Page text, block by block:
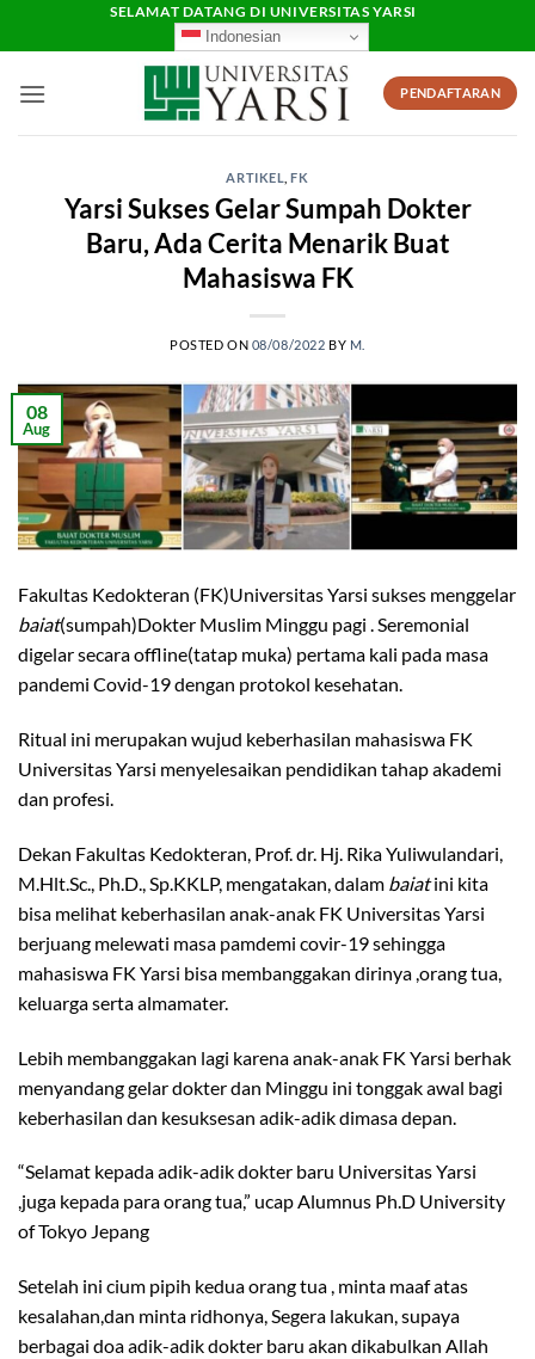
SELAMAT DATANG DI UNIVERSITAS YARSI
Indonesian
PENDAFTARAN
ARTIKEL ,FK
Yarsi Sukses Gelar Sumpah Dokter
Baru, Ada Cerita Menarik Buat
Mahasiswa FK
POSTED ON 08/08/2022 BY M.
08
Aug
Fakultas Kedokteran (FK)Universitas Yarsi sukses menggelar
baiat(sumpah)Dokter Muslim Minggu pagi . Seremonial
digelar secara offline(tatap muka) pertama kali pada masa
pandemi Covid-19 dengan protokol kesehatan.
Ritual ini merupakan wujud keberhasilan mahasiswa FK
Universitas Yarsi menyelesaikan pendidikan tahap akademi
dan profesi.
Dekan Fakultas Kedokteran, Prof. dr. Hj. Rika Yuliwulandari,
M.Hlt.Sc., Ph.D., Sp.KKLP, mengatakan, dalam baiatini kita
bisa melihat keberhasilan anak-anak FK Universitas Yarsi
berjuang melewati masa pamdemi covir-19 sehingga
mahasiswa FK Yarsi bisa membanggakan dirinya ,orang tua,
keluarga serta almamater.
Lebih membanggakan lagi karena anak-anak FK Yarsi berhak
menyandang gelar dokter dan Minggu ini tonggak awal bagi
keberhasilan dan kesuksesan adik-adik dimasa depan.
“Selamat kepada adik-adik dokter baru Universitas Yarsi
,juga kepada para orang tua,” ucap Alumnus Ph.D University
of Tokyo Jepang
Setelah ini cium pipih kedua orang tua , minta maaf atas
kesalahan,dan minta ridhonya, Segera lakukan, supaya
berbagai doa adik-adik dokter baru akan dikabulkan Allah